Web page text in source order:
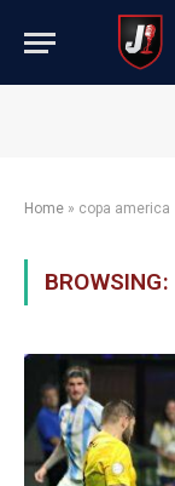
Home » copa america
BROWSING: